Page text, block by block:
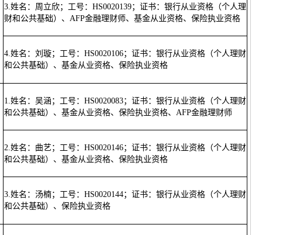
3.姓名：周立欣；工号：HS0020139；证书：银行从业资格（个人理
财和公共基础）、AFP金融理财师、基金从业资格、保险执业资格
4.姓名：刘璇；工号：HS0020106；证书：银行从业资格（个人理财
和公共基础）、基金从业资格、保险执业资格
1.姓名：吴涵；工号：HS0020083；证书：银行从业资格（个人理财
和公共基础）、基金从业资格、保险执业资格、AFP金融理财师
2.姓名：曲艺；工号：HS0020146；证书：银行从业资格（个人理财
和公共基础）、基金从业资格、保险执业资格
3.姓名：汤楠；工号：HS0020144；证书：银行从业资格（个人理财
和公共基础）、保险执业资格